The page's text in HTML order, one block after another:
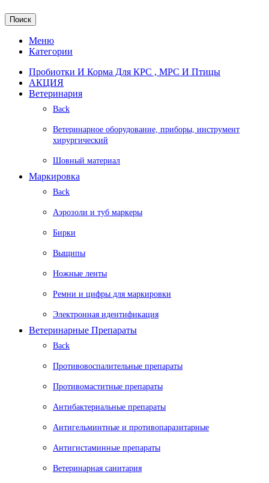
Поиск
Меню
Категории
Пробиотки И Корма Для КРС , МРС И Птицы
АКЦИЯ
Ветеринария
Back
Ветеринарное оборудование, приборы, инструмент
хирургический
Шовный материал
Маркировка
Back
Аэрозоли и туб маркеры
Бирки
Выщипы
Ножные ленты
Ремни и цифры для маркировки
Электронная идентификация
Ветеринарные Препараты
Back
Противовоспалительные препараты
Противомаститные препараты
Антибактериальные препараты
Антигельминтные и противопаразитарные
Антигистаминные препараты
Ветеринарная санитария